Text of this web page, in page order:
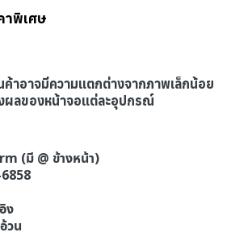
าพิเศษ
ค้าอาจมีความแตกต่างจากภาพเล็กน้อย
ผลของหน้าจอแต่ละอุปกรณ์
(มี @ ข้างหน้า)
ง
วน